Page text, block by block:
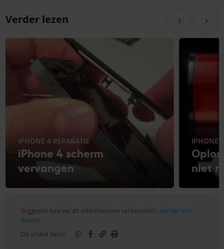
Verder lezen
IPHONE 4 REPARATIE
iPhone 4 scherm
vervangen
IPHONE
niet
Suggestie hoe we dit artikel kunnen verbeteren? Laat het ons
weten!
Dit artikel delen